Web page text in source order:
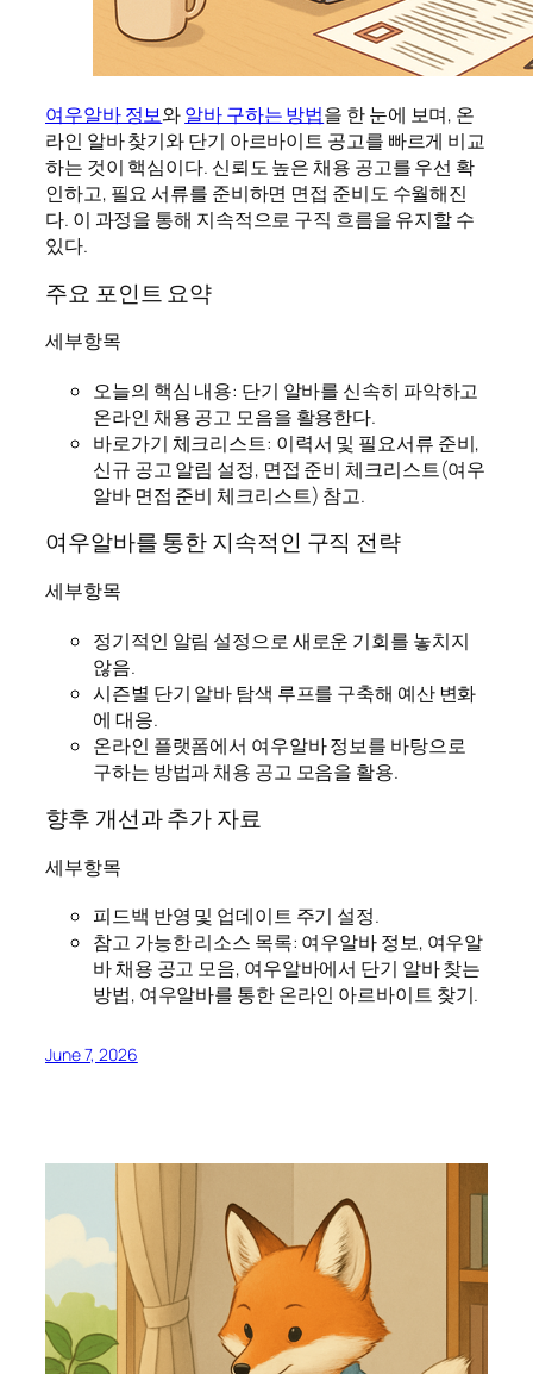
여우알바 정보와알바 구하는 방법을 한 눈에 보며, 온
라인 알바 찾기와 단기 아르바이트 공고를 빠르게 비교
하는 것이 핵심이다. 신뢰도 높은 채용 공고를 우선 확
인하고, 필요 서류를 준비하면 면접 준비도 수월해진
다. 이 과정을 통해 지속적으로 구직 흐름을 유지할 수
있다.
주요 포인트 요약
세부항목
오늘의 핵심 내용: 단기 알바를 신속히 파악하고
온라인 채용 공고 모음을 활용한다.
바로가기 체크리스트: 이력서 및 필요서류 준비,
신규 공고 알림 설정, 면접 준비 체크리스트(여우
알바 면접 준비 체크리스트) 참고.
여우알바를 통한 지속적인 구직 전략
세부항목
정기적인 알림 설정으로 새로운 기회를 놓치지
않음.
시즌별 단기 알바 탐색 루프를 구축해 예산 변화
에 대응.
온라인 플랫폼에서 여우알바 정보를 바탕으로
구하는 방법과 채용 공고 모음을 활용.
향후 개선과 추가 자료
세부항목
피드백 반영 및 업데이트 주기 설정.
참고 가능한 리소스 목록: 여우알바 정보, 여우알
바 채용 공고 모음, 여우알바에서 단기 알바 찾는
방법, 여우알바를 통한 온라인 아르바이트 찾기.
June 7, 2026